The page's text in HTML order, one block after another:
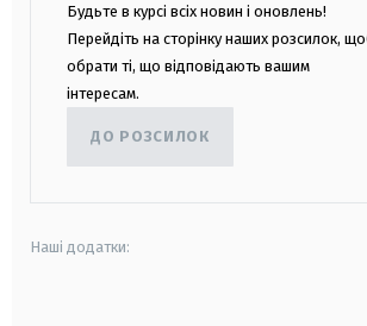
Будьте в курсі всіх новин і оновлень!
Перейдіть на сторінку наших розсилок,
обрати ті, що відповідають вашим
інтересам.
ДО РОЗСИЛОК
Наші додатки: